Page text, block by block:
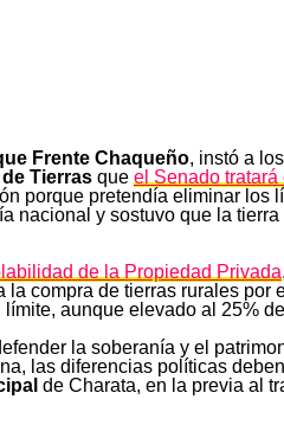
Frente Chaqueño, instó a
de Tierras que el Senado tratará
porque pretendía eliminar los
nacional y sostuvo que la
de la Propiedad Privada
compra de tierras rurales
aunque elevado al 25%
la soberanía y el
las diferencias políticas
de Charata, en la previa al